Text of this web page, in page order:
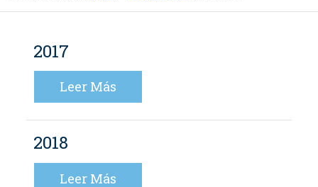
2017
Leer Más
2018
Leer Más